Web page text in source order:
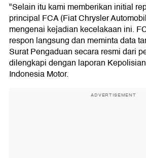
"Selain itu kami memberikan initial
principal FCA (Fiat Chrysler
mengenai kejadian kecelakaan ini.
respon langsung dan meminta data
Surat Pengaduan secara resmi dari
dilengkapi dengan laporan
Indonesia Motor.
ADVERTISEMENT